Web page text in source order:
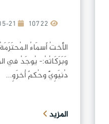
2019-05-21
الأَختُ أَسمَاءُ
وَبَرَكَاتُهُ:- يُوجَدُ في
دُنيَوِيٌّ وحُكمٌ أُخرَوِ...
المزيد